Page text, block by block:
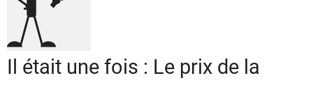
Il était une fois : Le prix de la